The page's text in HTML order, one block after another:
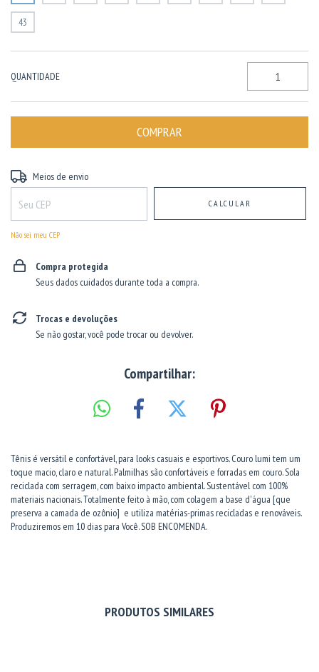
43
QUANTIDADE
Entregas para o CEP:
Meios de envio
CALCULAR
Não sei meu CEP
Compra protegida
Seus dados cuidados durante toda a compra.
Trocas e devoluções
Se não gostar, você pode trocar ou devolver.
Compartilhar:
Tênis é versátil e confortável, para looks casuais e esportivos. Couro lumi tem um
toque macio, claro e natural. Palmilhas são confortáveis e forradas em couro. Sola
reciclada com serragem, com baixo impacto ambiental. Sustentável com 100%
materiais nacionais. Totalmente feito à mão, com colagem a base d'água [que
preserva a camada de ozônio] e utiliza matérias-primas recicladas e renováveis.
Produziremos em 10 dias para Você. SOB ENCOMENDA.
PRODUTOS SIMILARES